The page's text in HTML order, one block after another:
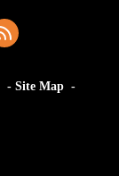
Site Map